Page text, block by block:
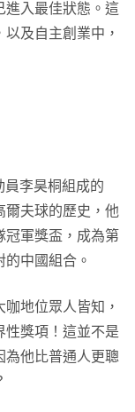
進入最佳狀態。這
及自主創業中，
員李昊桐組成的
爾夫球的歷史，他
冠軍獎盃，成為第
中國組合。
地位眾人皆知，
性獎項！這並不是
為他比普通人更聰